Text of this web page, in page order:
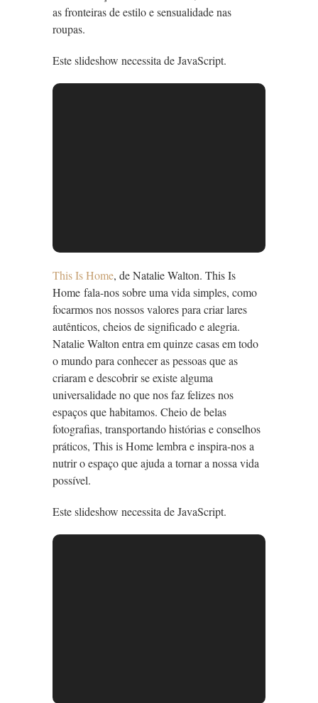
as fronteiras de estilo e sensualidade nas
roupas.
Este slideshow necessita de JavaScript.
This Is Home, de Natalie Walton. This Is
Home fala-nos sobre uma vida simples, como
focarmos nos nossos valores para criar lares
autênticos, cheios de significado e alegria.
Natalie Walton entra em quinze casas em todo
o mundo para conhecer as pessoas que as
criaram e descobrir se existe alguma
universalidade no que nos faz felizes nos
espaços que habitamos. Cheio de belas
fotografias, transportando histórias e conselhos
práticos, This is Home lembra e inspira-nos a
nutrir o espaço que ajuda a tornar a nossa vida
possível.
Este slideshow necessita de JavaScript.